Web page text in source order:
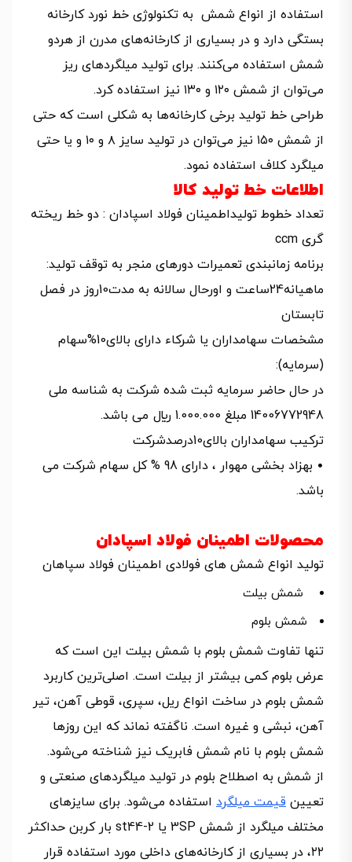
استفاده از انواع شمش به تکنولوژی خط نورد کارخانه
بستگی دارد و در بسیاری از کارخانه‌های مدرن از هردو
شمش استفاده می‌کنند. برای تولید میلگردهای ریز
می‌توان از شمش ۱۲۰ و ۱۳۰ نیز استفاده کرد.
طراحی خط تولید برخی کارخانه‌ها به شکلی است که حتی
از شمش ۱۵۰ نیز می‌توان در تولید سایز ۸ و ۱۰ و یا حتی
میلگرد کلاف استفاده نمود.
اطلاعات خط توليد کالا
تعداد خطوط توليداطمینان فولاد اسپادان : دو خط ريخته
گری ccm
برنامه زمانبندی تعميرات دورهای منجر به توقف توليد:
ماهيانه24ساعت و اورحال سالانه به مدت10روز در فصل
تابستان
مشخصات سهامداران يا شرکاء دارای بالای10%سهام
(سرمايه):
در حال حاضر سرمايه ثبت شده شرکت به شناسه ملی
14006772948 مبلغ 1.000.000 ريال می باشد.
ترکيب سهامداران بالای10درصدشرکت
• بهزاد بخشی مهوار ، دارای 98 % کل سهام شرکت می
باشد.
محصولات اطمینان فولاد اسپادان
تولید انواع شمش های فولادی اطمینان فولاد سپاهان
شمش بیلت
شمش بلوم
تنها تفاوت شمش بلوم با شمش بیلت این است که
عرض بلوم کمی بیشتر از بیلت است. اصلی‌ترین کاربرد
شمش بلوم در ساخت انواع ریل، سپری، قوطی آهن، تیر
آهن، نبشی و غیره است. ناگفته نماند که این روزها
شمش بلوم با نام شمش فابریک نیز شناخته می‌شود.
از شمش به اصطلاح بلوم در تولید میلگردهای صنعتی و
تعیین قیمت میلگرد استفاده می‌شود. برای سایزهای
مختلف میلگرد از شمش 3SP یا st44-2 بار کربن حداکثر
۲۲، در بسیاری از کارخانه‌های داخلی مورد استفاده قرار